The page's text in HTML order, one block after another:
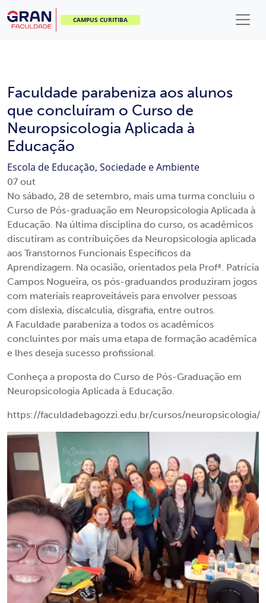
CAMPUS CURITIBA
Faculdade parabeniza aos alunos
que concluíram o Curso de
Neuropsicologia Aplicada à
Educação
Escola de Educação, Sociedade e Ambiente
07 out
No sábado, 28 de setembro, mais uma turma concluiu o
Curso de Pós-graduação em Neuropsicologia Aplicada à
Educação. Na última disciplina do curso, os acadêmicos
discutiram as contribuições da Neuropsicologia aplicada
aos Transtornos Funcionais Específicos da
Aprendizagem. Na ocasião, orientados pela Profª. Patrícia
Campos Nogueira, os pós-graduandos produziram jogos
com materiais reaproveitáveis para envolver pessoas
com dislexia, discalculia, disgrafia, entre outros.
A Faculdade parabeniza a todos os acadêmicos
concluintes por mais uma etapa de formação acadêmica
e lhes deseja sucesso profissional.
Conheça a proposta do Curso de Pós-Graduação em
Neuropsicologia Aplicada à Educação.
https://faculdadebagozzi.edu.br/cursos/neuropsicologia/